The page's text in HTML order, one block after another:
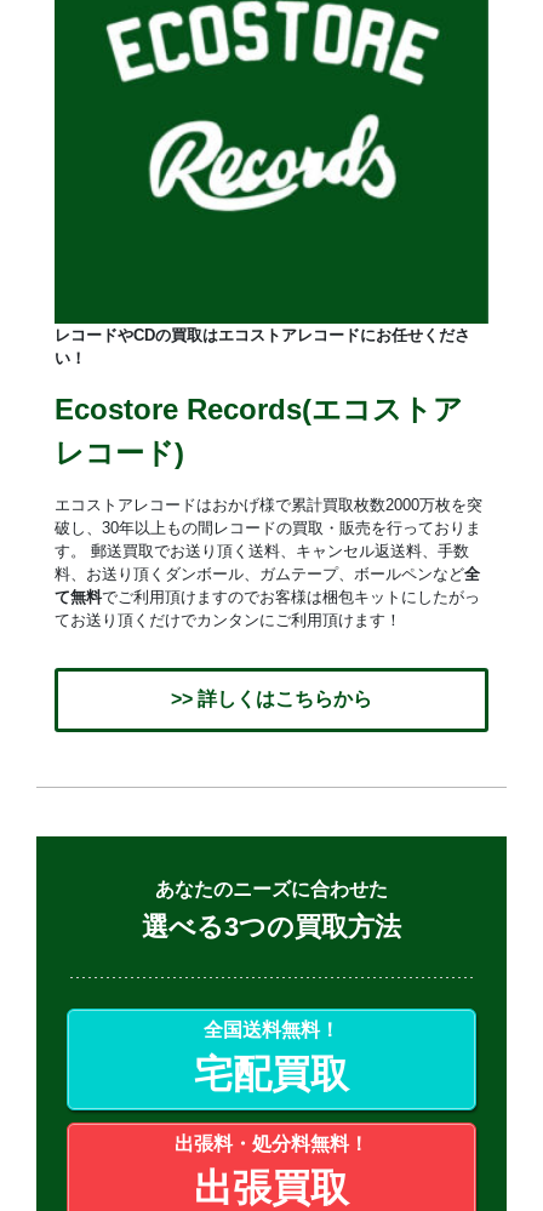
レコードやCDの買取はエコストアレコードにお任せくださ
い！
Ecostore Records(エコストア
レコード)
エコストアレコードはおかげ様で累計買取枚数2000万枚を突
破し、30年以上もの間レコードの買取・販売を行っておりま
す。 郵送買取でお送り頂く送料、キャンセル返送料、手数
料、お送り頂くダンボール、ガムテープ、ボールペンなど全
て無料でご利用頂けますのでお客様は梱包キットにしたがっ
てお送り頂くだけでカンタンにご利用頂けます！
>> 詳しくはこちらから
あなたのニーズに合わせた
選べる3つの買取方法
全国送料無料！
宅配買取
出張料・処分料無料！
出張買取